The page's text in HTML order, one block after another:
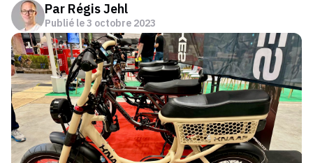
Par Régis Jehl
Publié le3 octobre 2023